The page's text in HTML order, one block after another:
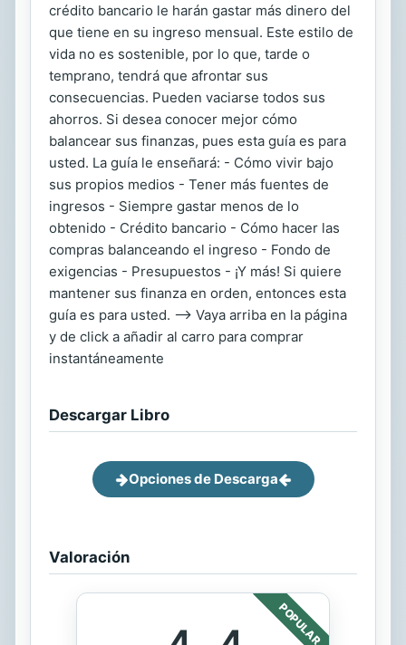
crédito bancario le harán gastar más dinero del
que tiene en su ingreso mensual. Este estilo de
vida no es sostenible, por lo que, tarde o
temprano, tendrá que afrontar sus
consecuencias. Pueden vaciarse todos sus
ahorros. Si desea conocer mejor cómo
balancear sus finanzas, pues esta guía es para
usted. La guía le enseñará: - Cómo vivir bajo
sus propios medios - Tener más fuentes de
ingresos - Siempre gastar menos de lo
obtenido - Crédito bancario - Cómo hacer las
compras balanceando el ingreso - Fondo de
exigencias - Presupuestos - ¡Y más! Si quiere
mantener sus finanza en orden, entonces esta
guía es para usted. --> Vaya arriba en la página
y de click a añadir al carro para comprar
instantáneamente
Descargar Libro
Opciones de Descarga
Valoración
POPULAR